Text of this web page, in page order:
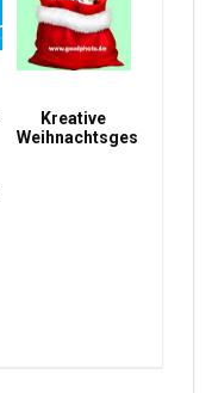
Kreative
Weihnachtsgeschenke